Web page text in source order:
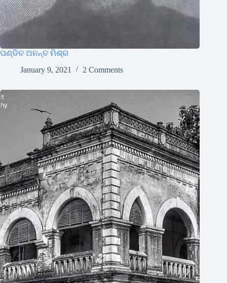
ପଣ୍ଡିତ ଅନନ୍ତ ମିଶ୍ର
January 9, 2021
2 Comments